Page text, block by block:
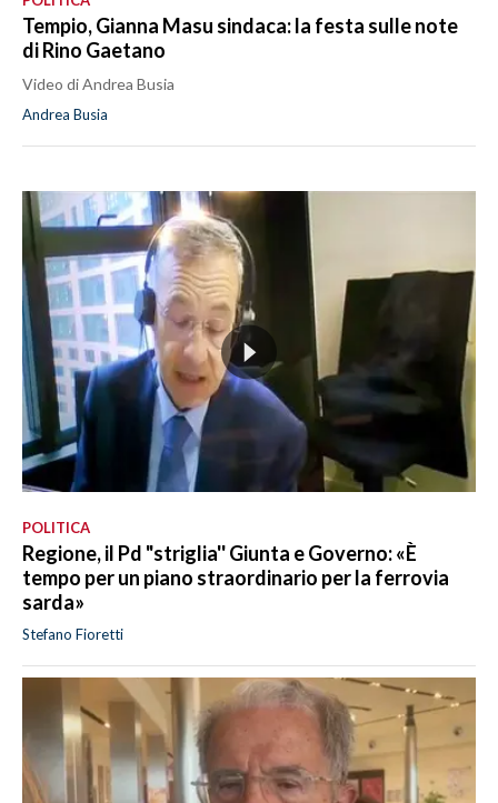
Tempio, Gianna Masu sindaca: la festa sulle note
di Rino Gaetano
Video di Andrea Busia
Andrea Busia
POLITICA
Regione, il Pd "striglia'' Giunta e Governo: «È
tempo per un piano straordinario per la ferrovia
sarda»
Stefano Fioretti